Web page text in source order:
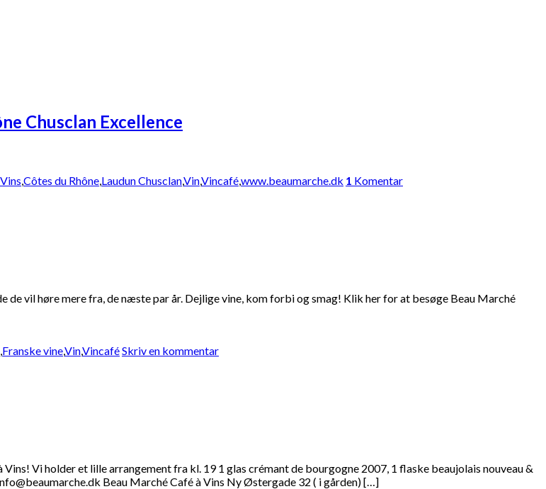
Chusclan Excellence
,Côtes du Rhône,Laudun Chusclan,Vin,Vincafé,www.beaumarche.dk 1 Komentar
de vil høre mere fra, de næste par år. Dejlige vine, kom forbi og smag! Klik her for at besøge Beau Marché
,Franske vine,Vin,VincaféSkriv en kommentar
Vi holder et lille arrangement fra kl. 19 1 glas crémant de bourgogne 2007, 1 flaske beaujolais nouveau &
Beau Marché Café à Vins Ny Østergade 32 ( i gården) […]